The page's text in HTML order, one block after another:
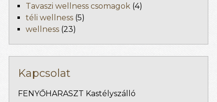
Tavaszi wellness csomagok (4)
téli wellness (5)
wellness (23)
Kapcsolat
FENYŐHARASZT Kastélyszálló